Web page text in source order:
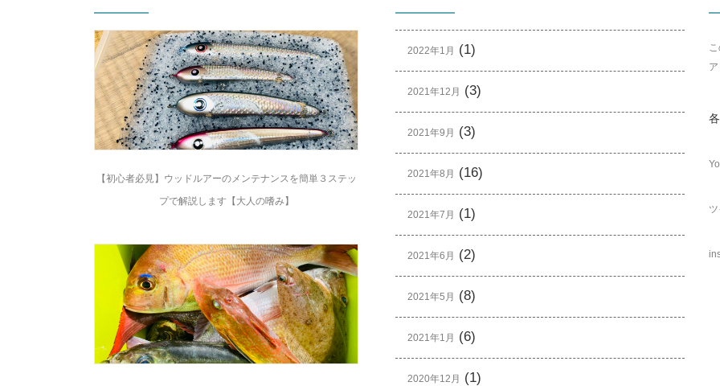
【初心者必見】ウッドルアーのメンテナンスを簡単３ステッ
プで解説します【大人の嗜み】
2022年1月 (1)
2021年12月 (3)
2021年9月 (3)
2021年8月 (16)
2021年7月 (1)
2021年6月 (2)
2021年5月 (8)
2021年1月 (6)
2020年12月 (1)